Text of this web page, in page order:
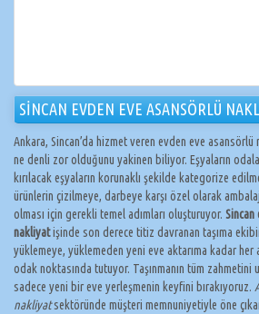
SİNCAN EVDEN EVE ASANSÖRLÜ
Ankara, Sincan’da hizmet veren evden eve asansörlü
ne denli zor olduğunu yakinen biliyor. Eşyaların
kırılacak eşyaların korunaklı şekilde kategorize
ürünlerin çizilmeye, darbeye karşı özel olarak
olması için gerekli temel adımları oluşturuyor.
nakliyatişinde son derece titiz davranan taşıma
yüklemeye, yüklemeden yeni eve aktarıma kadar her
odak noktasında tutuyor. Taşınmanın tüm
sadece yeni bir eve yerleşmenin keyfini bırakıyoruz.
nakliyatsektöründe müşteri memnuniyetiyle öne